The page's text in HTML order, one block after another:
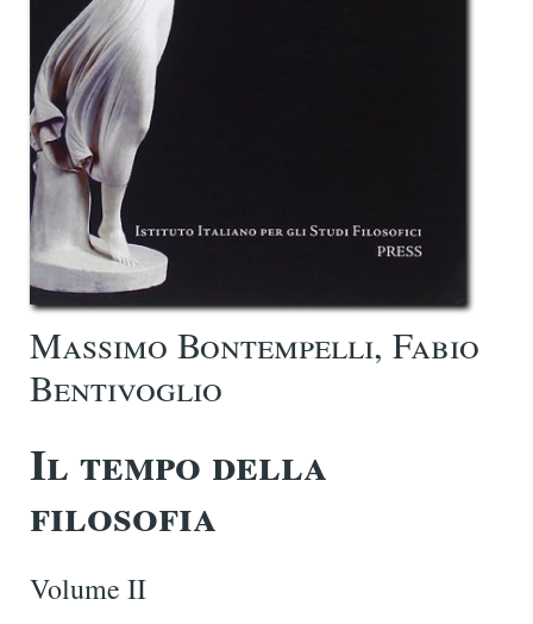
Massimo Bontempelli, Fabio
Bentivoglio
Il tempo della
filosofia
Volume II